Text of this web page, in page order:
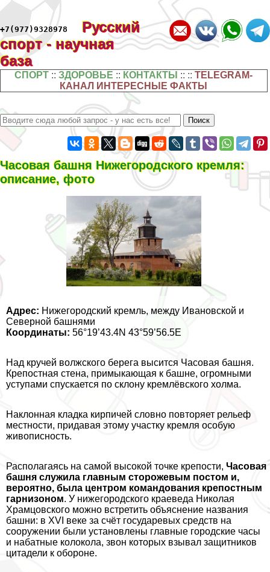
+7(977)9328978
Русский
спорт - научная
база
СПОРТ ::ЗДОРОВЬЕ :: КОНТАКТЫ :: ::TELEGRAM-
КАНАЛ ИНТЕРЕСНЫЕ ФАКТЫ
Часовая башня Нижегородского кремля:
описание, фото
Адрес: Нижегородский кремль, между Ивановской и
Северной башнями
Координаты: 56°19’43.4N 43°59’56.5E
Над кручей волжского берега высится Часовая башня.
Крепостная стена, примыкающая к башне, огромными
уступами спускается по склону кремлёвского холма.
Наклонная кладка кирпичей словно повторяет рельеф
местности, придавая этому участку кремля особую
живописность.
Располагаясь на самой высокой точке крепости, Часовая
башня служила главным сторожевым постом и,
вероятно, была центром комaндования крепостным
гарнизоном. У нижегородского краеведа Николая
Храмцовского можно встретить объяснение названия
башни: в XVI веке за счёт государевых средств на
сооружении были установлены главные городские часы
и набатные колокола, звон которых взывал защитников
цитадели к обороне.